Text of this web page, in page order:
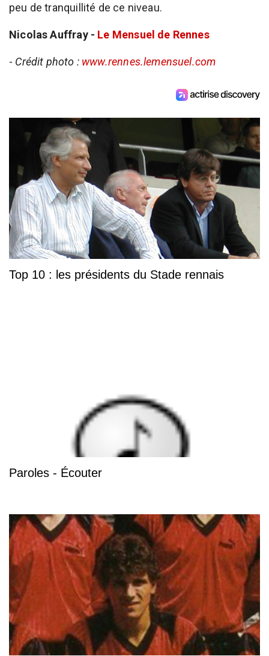
peu de tranquillité de ce niveau.
Nicolas Auffray - Le Mensuel de Rennes
- Crédit photo : www.rennes.lemensuel.com
Top 10 : les présidents du Stade rennais
Paroles - Écouter